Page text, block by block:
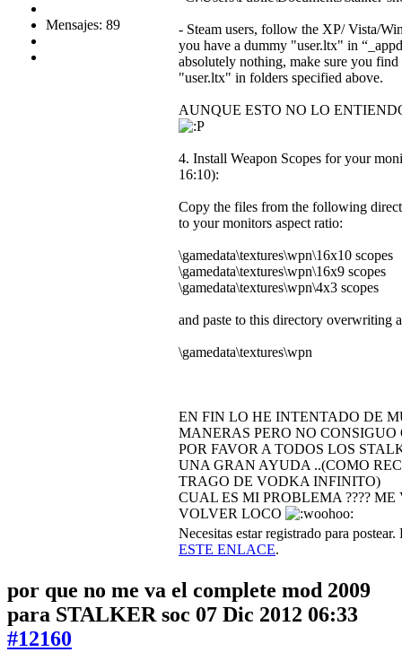
Mensajes: 89
- Steam users, follow the XP/ Vista/
you have a dummy "user.ltx" in
absolutely nothing, make sure you find
"user.ltx" in folders specified above.
AUNQUE ESTO NO LO
4. Install Weapon Scopes for your
16:10):
Copy the files from the following
to your monitors aspect ratio:
\gamedata\textures\wpn\16x10 scopes
\gamedata\textures\wpn\16x9 scopes
\gamedata\textures\wpn\4x3 scopes
and paste to this directory overwriting
\gamedata\textures\wpn
EN FIN LO HE INTENTADO DE
MANERAS PERO NO CONSIGUO
POR FAVOR A TODOS LOS
UNA GRAN AYUDA ..(COMO
TRAGO DE VODKA INFINITO)
CUAL ES MI PROBLEMA ???? ME
VOLVER LOCO
Necesitas estar registrado para
ESTE ENLACE.
por que no me va el complete mod 2009
para STALKER soc 07 Dic 2012 06:33
#12160